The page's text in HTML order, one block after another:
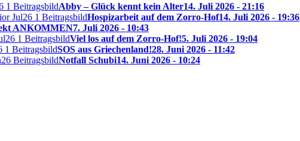
Abby – Glück kennt kein Alter14. Juli 2026 - 21:16
Hospizarbeit auf dem Zorro-Hof14. Juli 2026 - 19:36
ANKOMMEN7. Juli 2026 - 10:43
Viel los auf dem Zorro-Hof!5. Juli 2026 - 19:04
SOS aus Griechenland!28. Juni 2026 - 11:42
Notfall Schubi14. Juni 2026 - 10:24